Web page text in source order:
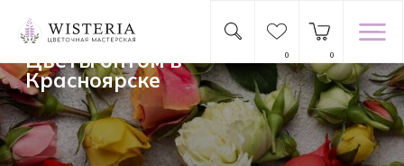
0 0
Цветы оптом в
Главная→ Каталог → Опт